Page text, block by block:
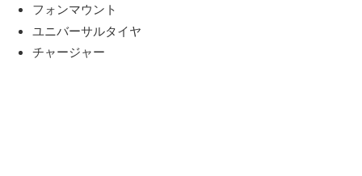
フォンマウント
ユニバーサルタイヤ
チャージャー